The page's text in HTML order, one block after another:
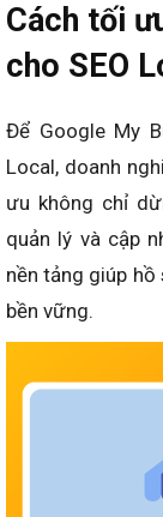
Cách tối
cho SEO
Để Google My
Local, doanh
ưu không chỉ
quản lý và cập
nền tảng giúp
bền vững.